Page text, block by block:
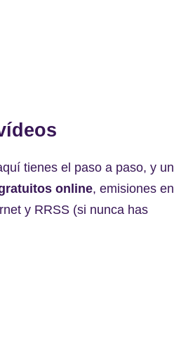
tienes el paso a paso, y un
online, emisiones en
y RRSS (si nunca has